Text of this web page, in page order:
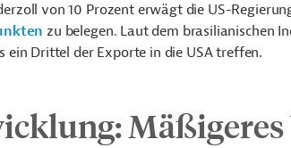
von 10 Prozent erwägt die US-
zu belegen. Laut dem brasilianischen
ein Drittel der Exporte in die USA treffen.